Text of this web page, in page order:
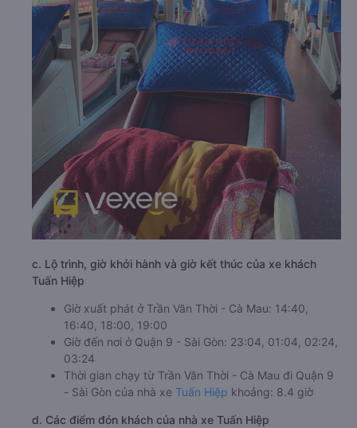
c. Lộ trình, giờ khởi hành và giờ kết thúc của xe khách
Tuấn Hiệp
Giờ xuất phát ở Trần Văn Thời - Cà Mau: 14:40,
16:40, 18:00, 19:00
Giờ đến nơi ở Quận 9 - Sài Gòn: 23:04, 01:04, 02:24,
03:24
Thời gian chạy từ Trần Văn Thời - Cà Mau đi Quận 9
- Sài Gòn của nhà xe Tuấn Hiệp khoảng: 8.4 giờ
d. Các điểm đón khách của nhà xe Tuấn Hiệp